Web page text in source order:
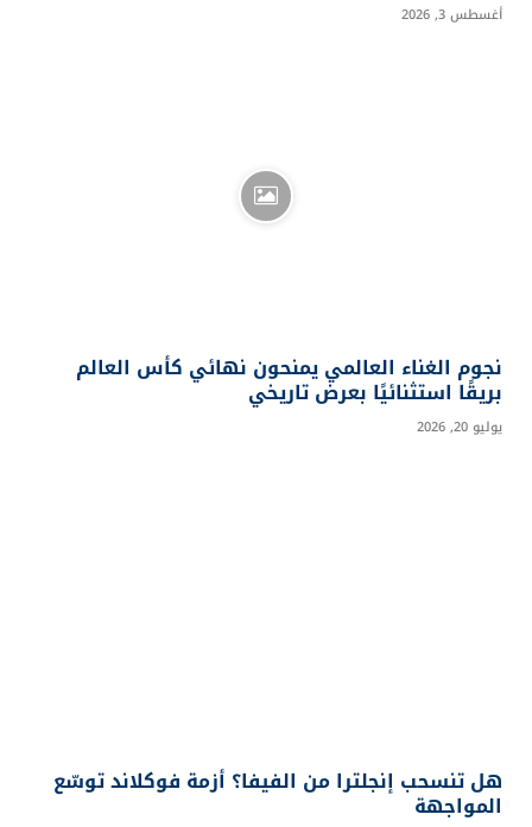
أغسطس 3, 2026
نجوم الغناء العالمي يمنحون نهائي كأس العالم
بريقًا استثنائيًا بعرض تاريخي
يوليو 20, 2026
هل تنسحب إنجلترا من الفيفا؟ أزمة فوكلاند توسّع
المواجهة